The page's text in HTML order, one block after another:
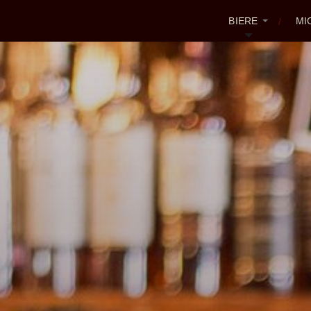
BIERE